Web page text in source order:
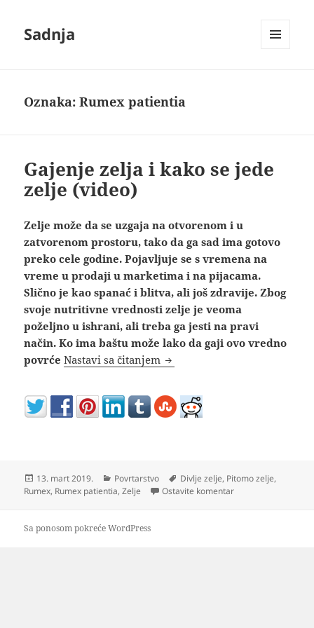
Sadnja
Oznaka:Rumex patientia
Gajenje zelja i kako se jede
zelje (video)
Zelje može da se uzgaja na otvorenom i u
zatvorenom prostoru, tako da ga sad ima gotovo
preko cele godine. Pojavljuje se s vremena na
vreme u prodaji u marketima i na pijacama.
Slično je kao spanać i blitva, ali još zdravije. Zbog
svoje nutritivne vrednosti zelje je veoma
poželjno u ishrani, ali treba ga jesti na pravi
način. Ko ima baštu može lako da gaji ovo vredno
povrćeNastavi sa čitanjem Gajenje zelja i kako se jede
Objavljeno
13. mart 2019. Kategorije
Povrtarstvo Oznake
Divlje zelje, Pitomo zelje,
Rumex, Rumex patientia,Zelje Ostavite komentarna Gajenje zelja i
Sa ponosom pokreće WordPress